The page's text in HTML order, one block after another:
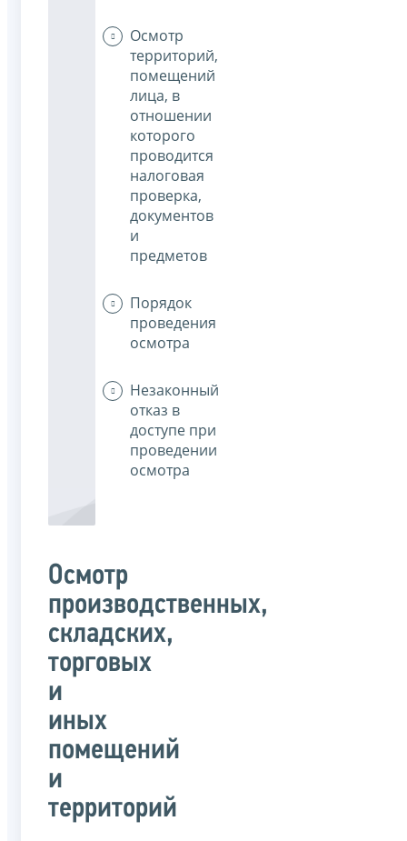
Осмотр
территорий,
помещений
лица, в
отношении
которого
проводится
налоговая
проверка,
документов
и
предметов
Порядок
проведения
осмотра
Незаконный
отказ в
доступе при
проведении
осмотра
Осмотр
производственных,
складских,
торговых
и
иных
помещений
и
территорий